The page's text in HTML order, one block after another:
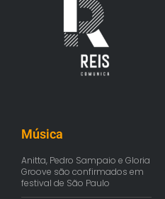
Música
Anitta, Pedro Sampaio e Gloria
Groove são confirmados em
festival de São Paulo